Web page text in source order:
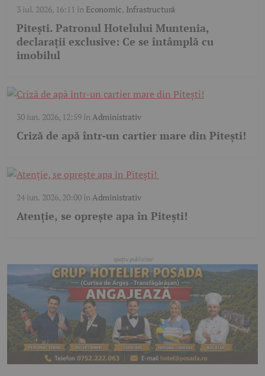
3 iul. 2026, 16:11 în Economic, Infrastructură
Pitești. Patronul Hotelului Muntenia,
declarații exclusive: Ce se întâmplă cu
imobilul
30 iun. 2026, 12:59în Administrativ
Criză de apă într-un cartier mare din Pitești!
24 iun. 2026, 20:00în Administrativ
Atenție, se oprește apa în Pitești!